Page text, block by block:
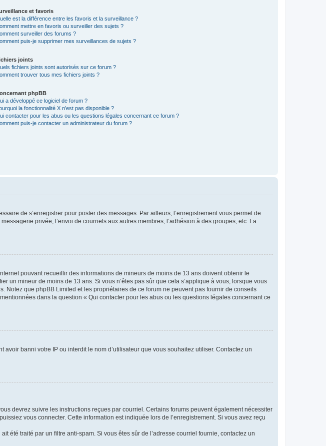
et favoris
est la différence entre les favoris et la surveillance ?
mettre en favoris ou surveiller des sujets ?
surveiller des forums ?
puis-je supprimer mes surveillances de sujets ?
joints
fichiers joints sont autorisés sur ce forum ?
trouver tous mes fichiers joints ?
phpBB
a développé ce logiciel de forum ?
la fonctionnalité X n’est pas disponible ?
contacter pour les abus ou les questions légales concernant ce forum ?
puis-je contacter un administrateur du forum ?
de s’enregistrer pour poster des messages. Par ailleurs, l’enregistrement vous permet de
privée, l’envoi de courriels aux autres membres, l’adhésion à des groupes, etc. La
pouvant recueillir des informations de mineurs de moins de 13 ans doivent obtenir le
un mineur de moins de 13 ans. Si vous n’êtes pas sûr que cela s’applique à vous, lorsque vous
que phpBB Limited et les propriétaires de ce forum ne peuvent pas fournir de conseils
dans la question « Qui contacter pour les abus ou les questions légales concernant ce
banni votre IP ou interdit le nom d’utilisateur que vous souhaitez utiliser. Contactez un
devrez suivre les instructions reçues par courriel. Certains forums peuvent également nécessiter
vous connecter. Cette information est indiquée lors de l’enregistrement. Si vous avez reçu
été traité par un filtre anti-spam. Si vous êtes sûr de l’adresse courriel fournie, contactez un